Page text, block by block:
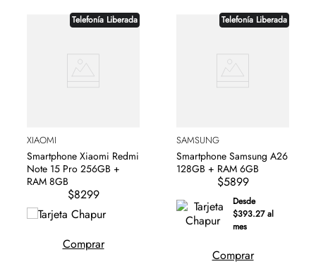
Telefonía Liberada
XIAOMI
Smartphone Xiaomi Redmi
Note 15 Pro 256GB +
RAM 8GB
$8299
Comprar
Telefonía Liberada
SAMSUNG
Smartphone Samsung A26
128GB + RAM 6GB
$5899
Desde
$393.27 al
mes
Comprar